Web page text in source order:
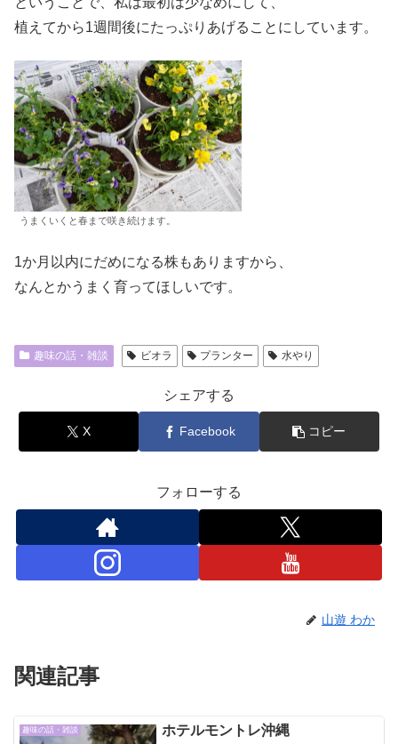
植えてから1週間後にたっぷりあげることにしています。
うまくいくと春まで咲き続けます。
1か月以内にだめになる株もありますから、
なんとかうまく育ってほしいです。
趣味の話・雑談 ビオラ プランター 水やり
シェアする
X Facebook コピー
フォローする
山遊 わか
関連記事
趣味の話・雑談 ホテルモントレ沖縄